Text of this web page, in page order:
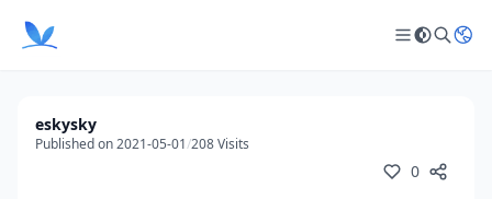
eskysky
Published on 2021-05-01/208 Visits
0